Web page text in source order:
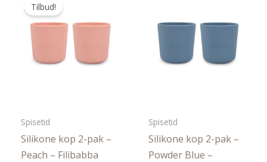
Tilbud!
Spisetid
Silikone kop 2-pak –
Peach – Filibabba
Spisetid
Silikone kop 2-pak –
Powder Blue –